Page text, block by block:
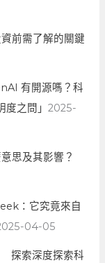
前需了解的關鍵
有開源嗎？科
度之問」2025-
思及其影響？
：它究竟來自
04-05
探索深度探索科